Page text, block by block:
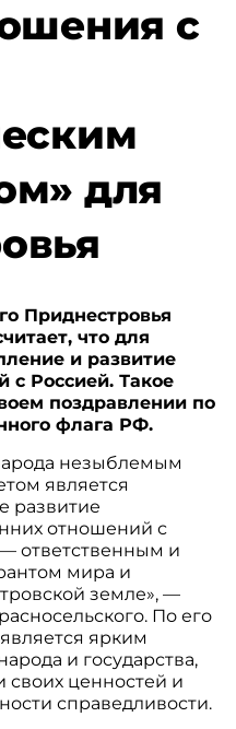
с
для
Приднестровья
что для
и развитие
с Россией. Такое
поздравлении по
флага РФ.
незыблемым
является
развитие
отношений с
ответственным и
мира и
земле», —
По его
ярким
и государства,
своих ценностей и
справедливости.